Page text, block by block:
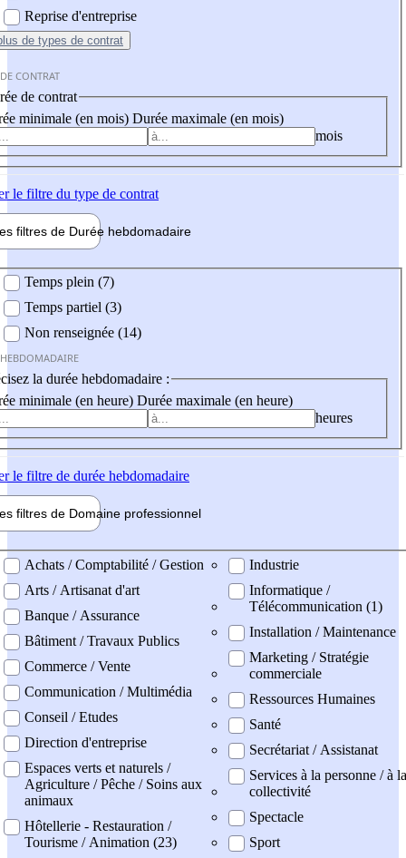
Reprise d'entreprise
de types de contrat
CONTRAT
de contrat
minimale (en mois) Durée maximale (en mois)
mois
le filtre du type de contrat
filtres de Durée hebdomadaire
Temps plein (7)
Temps partiel (3)
Non renseignée (14)
la durée hebdomadaire :
minimale (en heure) Durée maximale (en heure)
heures
le filtre de durée hebdomadaire
filtres de Domaine professionnel
professionel
Achats / Comptabilité / Gestion
Arts / Artisanat d'art
Banque / Assurance
Bâtiment / Travaux Publics
Commerce / Vente
Communication / Multimédia
Conseil / Etudes
Direction d'entreprise
Espaces verts et naturels /
Agriculture / Pêche / Soins aux
animaux
Hôtellerie - Restauration /
Tourisme / Animation (23)
Industrie
Informatique /
Télécommunication (1)
Installation / Maintenance
Marketing / Stratégie
commerciale
Ressources Humaines
Santé
Secrétariat / Assistanat
Services à la personne / à la
collectivité
Spectacle
Sport